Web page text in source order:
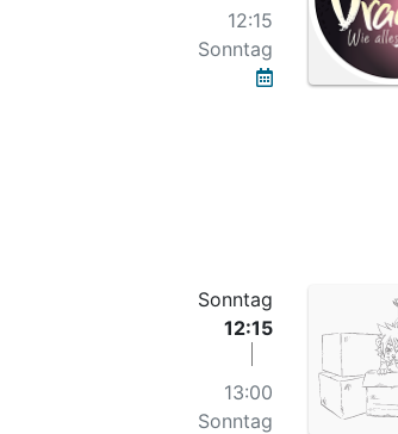
12:15
Sonntag
Sonntag
12:15
13:00
Sonntag